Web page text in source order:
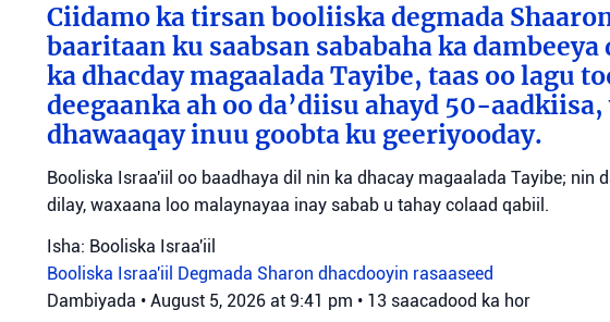
Ciidamo ka tirsan booliiska degmada
baaritaan ku saabsan sababaha ka dambeeya
ka dhacday magaalada Tayibe, taas oo lagu
deegaanka ah oo da’diisu ahayd 50-
dhawaaqay inuu goobta ku geeriyooday.
Booliska Israa'iil oo baadhaya dil nin ka dhacay magaalada Tayibe; nin
dilay, waxaana loo malaynayaa inay sabab u tahay colaad qabiil.
Isha: Booliska Israa'iil
Booliska Israa'iil Degmada Sharon dhacdooyin rasaaseed
Dambiyada • August 5, 2026 at 9:41 pm • 13 saacadood ka hor